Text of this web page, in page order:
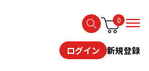
0
ログイン 新規登録